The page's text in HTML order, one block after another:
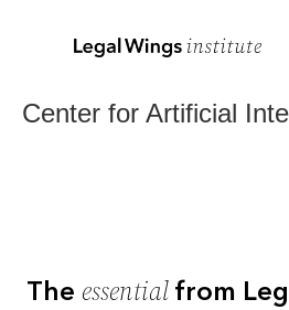
Center for Artificial
The essential from